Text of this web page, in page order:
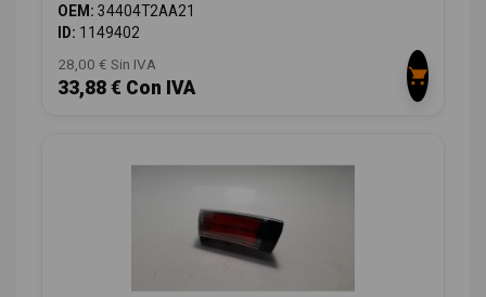
OEM: 34404T2AA21
ID: 1149402
28,00 € Sin IVA
33,88 € Con IVA